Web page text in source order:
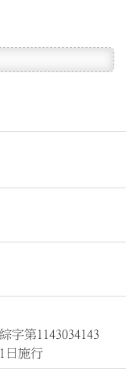
字第1143034143
日施行